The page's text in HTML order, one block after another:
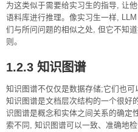
为这类似于需要给实习生的指导, 让
语料库进行推理。像实习生一样,
们与所问问题的相似之处, 但它不知
则。
1.2.3 知识图谱
知识图谱不仅仅是数据存储;它们也可
知识图谱是文档层次结构的一个很好
识图谱是概念和实体之间关系的确定
索不同, 知识图谱可以一致、准确地